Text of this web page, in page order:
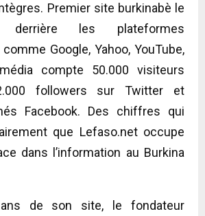
Premier site burkinabè le
les plateformes
Google, Yahoo, YouTube,
compte 50.000 visiteurs
followers sur Twitter et
Facebook. Des chiffres qui
que Lefaso.net occupe
dans l’information au Burkina
de son site, le fondateur